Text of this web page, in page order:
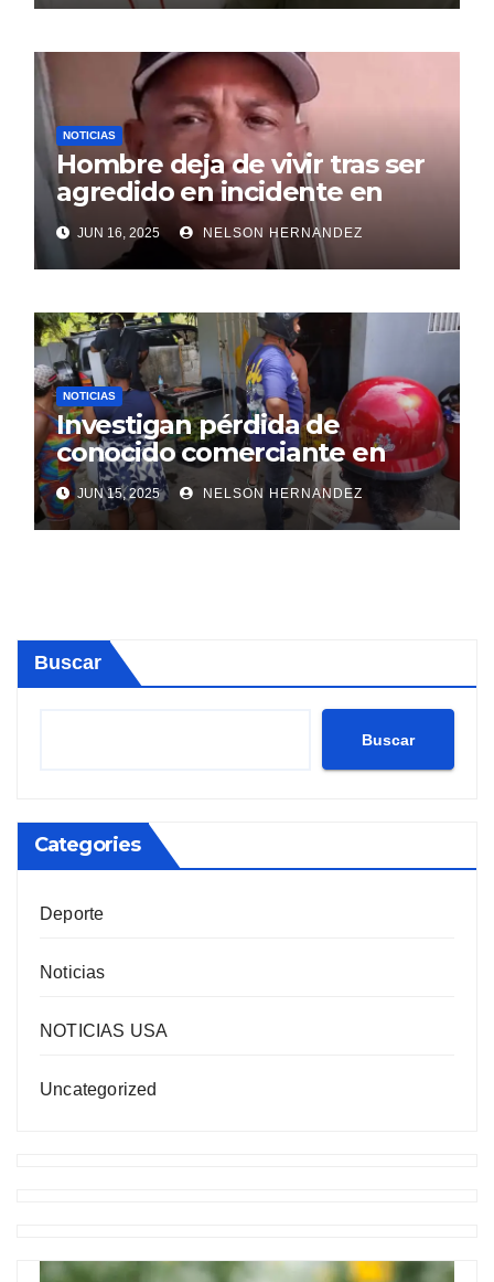
NOTICIAS
Hombre deja de vivir tras ser
agredido en incidente en
SDE
JUN 16, 2025 NELSON HERNANDEZ
NOTICIAS
Investigan pérdida de
conocido comerciante en
Sosúa
JUN 15, 2025 NELSON HERNANDEZ
Buscar
Buscar
Categories
Deporte
Noticias
NOTICIAS USA
Uncategorized